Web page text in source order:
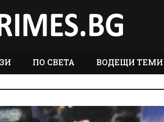
ПО СВЕТА ВОДЕЩИ ТЕМИ